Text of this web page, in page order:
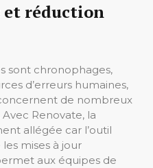
et réduction
sont chronophages,
d’erreurs humaines,
de nombreux
Renovate, la
allégée car l’outil
mises à jour
aux équipes de